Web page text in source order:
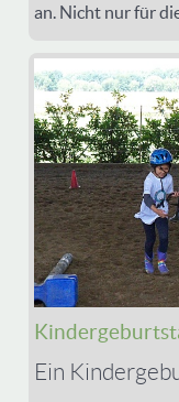
an. Nicht nur für
Ein